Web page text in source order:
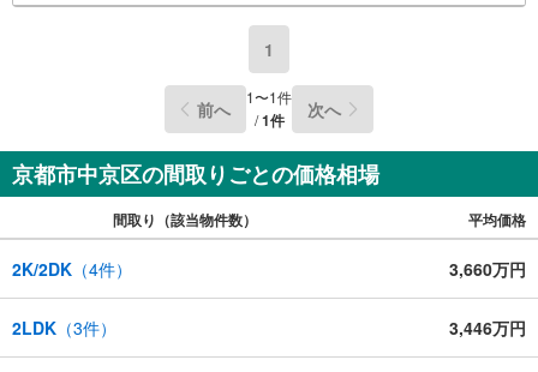
ます！
1
前へ 1〜1件
/1件 次へ
京都市中京区の間取りごとの価格相場
間取り（該当物件数） 平均価格
2K/2DK （4件） 3,660万円
2LDK （3件） 3,446万円